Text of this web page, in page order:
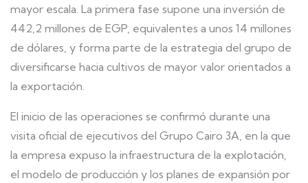
mayor escala. La primera fase supone una inversión de
442,2 millones de EGP, equivalentes a unos 14 millones
de dólares, y forma parte de la estrategia del grupo de
diversificarse hacia cultivos de mayor valor orientados a
la exportación.
El inicio de las operaciones se confirmó durante una
visita oficial de ejecutivos del Grupo Cairo 3A, en la que
la empresa expuso la infraestructura de la explotación,
el modelo de producción y los planes de expansión por